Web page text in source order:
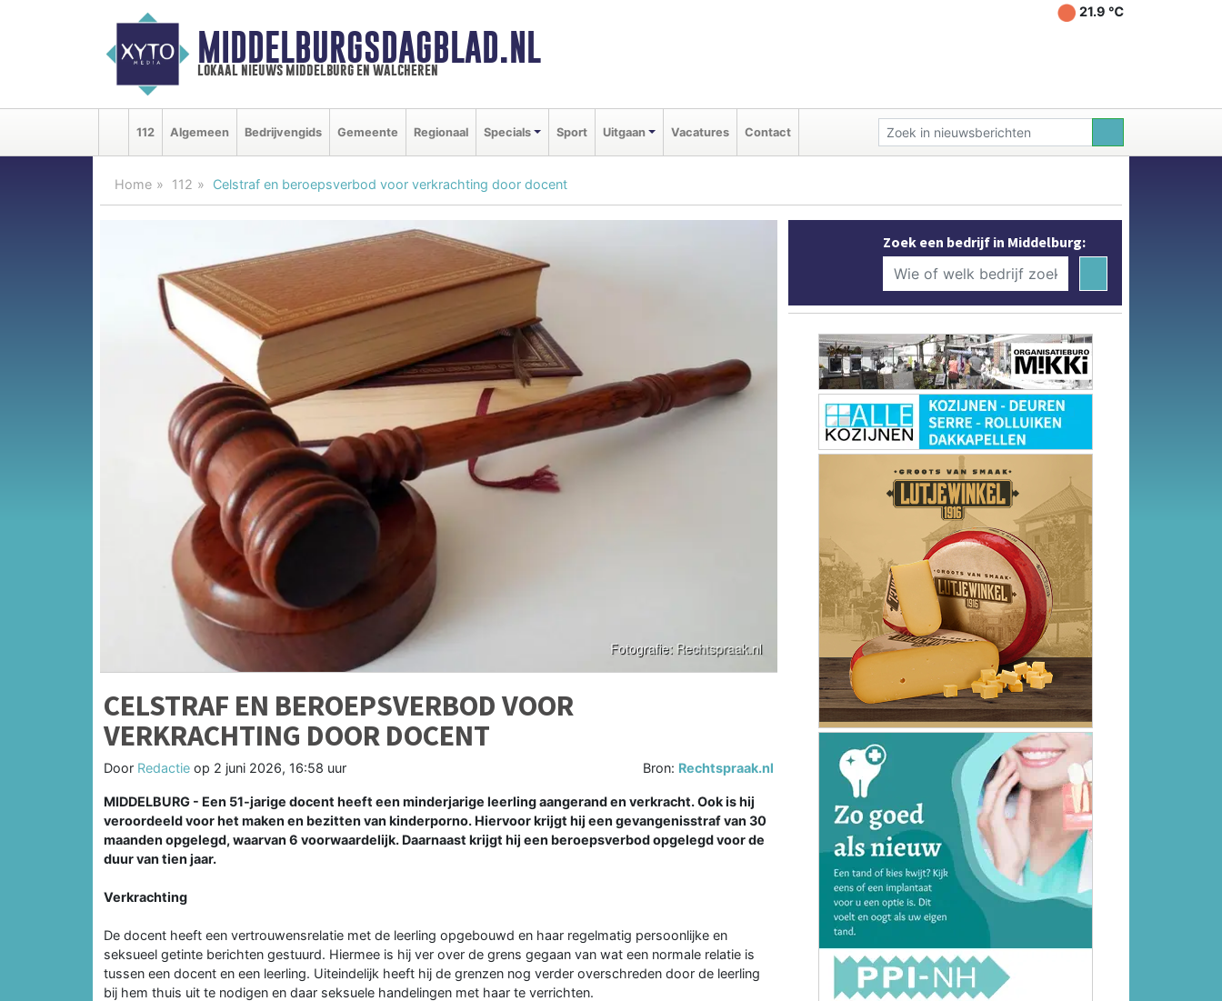
MIDDELBURGSDAGBLAD.NL
lokaal nieuws middelburg en walcheren
21.9 ℃
112 Algemeen Bedrijvengids Gemeente Regionaal Specials Sport Uitgaan Vacatures Contact
Home 112 Celstraf en beroepsverbod voor verkrachting door docent
CELSTRAF EN BEROEPSVERBOD VOOR
VERKRACHTING DOOR DOCENT
Door Redactie op 2 juni 2026, 16:58 uur Bron: Rechtspraak.nl
MIDDELBURG - Een 51-jarige docent heeft een minderjarige leerling aangerand en verkracht. Ook is hij
veroordeeld voor het maken en bezitten van kinderporno. Hiervoor krijgt hij een gevangenisstraf van 30
maanden opgelegd, waarvan 6 voorwaardelijk. Daarnaast krijgt hij een beroepsverbod opgelegd voor de
duur van tien jaar.
Verkrachting
De docent heeft een vertrouwensrelatie met de leerling opgebouwd en haar regelmatig persoonlijke en
seksueel getinte berichten gestuurd. Hiermee is hij ver over de grens gegaan van wat een normale relatie is
tussen een docent en een leerling. Uiteindelijk heeft hij de grenzen nog verder overschreden door de leerling
bij hem thuis uit te nodigen en daar seksuele handelingen met haar te verrichten.
Zoek een bedrijf in Middelburg: